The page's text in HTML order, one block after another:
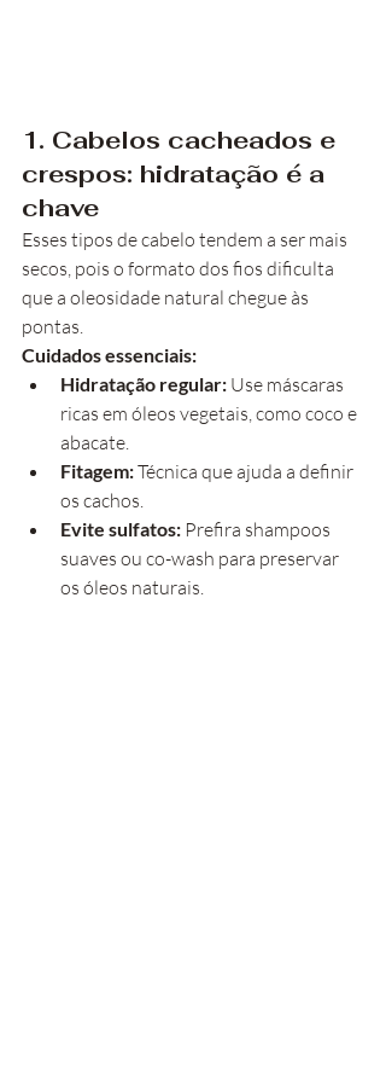
1. Cabelos cacheados e
crespos: hidratação é a
chave
Esses tipos de cabelo tendem a ser mais
secos, pois o formato dos fios dificulta
que a oleosidade natural chegue às
pontas.
Cuidados essenciais:
Hidratação regular: Use máscaras
ricas em óleos vegetais, como coco e
abacate.
Fitagem: Técnica que ajuda a definir
os cachos.
Evite sulfatos: Prefira shampoos
suaves ou co-wash para preservar
os óleos naturais.